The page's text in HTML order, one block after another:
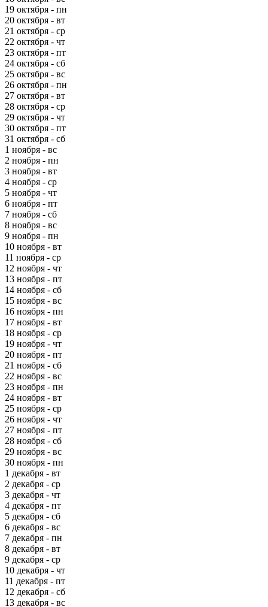
19 октября - пн
20 октября - вт
21 октября - ср
22 октября - чт
23 октября - пт
24 октября - сб
25 октября - вс
26 октября - пн
27 октября - вт
28 октября - ср
29 октября - чт
30 октября - пт
31 октября - сб
1 ноября - вс
2 ноября - пн
3 ноября - вт
4 ноября - ср
5 ноября - чт
6 ноября - пт
7 ноября - сб
8 ноября - вс
9 ноября - пн
10 ноября - вт
11 ноября - ср
12 ноября - чт
13 ноября - пт
14 ноября - сб
15 ноября - вс
16 ноября - пн
17 ноября - вт
18 ноября - ср
19 ноября - чт
20 ноября - пт
21 ноября - сб
22 ноября - вс
23 ноября - пн
24 ноября - вт
25 ноября - ср
26 ноября - чт
27 ноября - пт
28 ноября - сб
29 ноября - вс
30 ноября - пн
1 декабря - вт
2 декабря - ср
3 декабря - чт
4 декабря - пт
5 декабря - сб
6 декабря - вс
7 декабря - пн
8 декабря - вт
9 декабря - ср
10 декабря - чт
11 декабря - пт
12 декабря - сб
13 декабря - вс